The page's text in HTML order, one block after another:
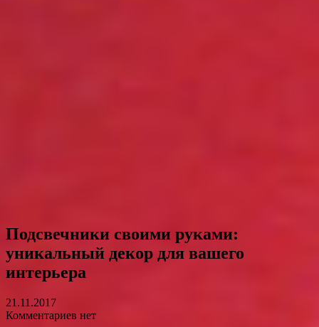
Подсвечники своими руками:
уникальный декор для вашего
интерьера
21.11.2017
Комментариев нет